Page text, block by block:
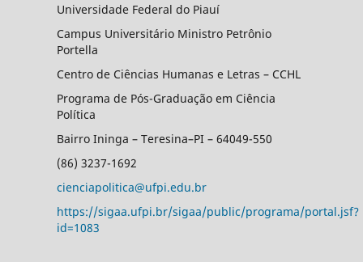
Universidade Federal do Piauí
Campus Universitário Ministro Petrônio
Portella
Centro de Ciências Humanas e Letras – CCHL
Programa de Pós-Graduação em Ciência
Política
Bairro Ininga – Teresina–PI – 64049-550
(86) 3237-1692
cienciapolitica@ufpi.edu.br
https://sigaa.ufpi.br/sigaa/public/programa/portal.jsf?
id=1083